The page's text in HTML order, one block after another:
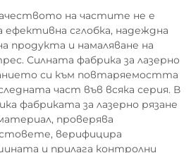
на частите не е
ефективна сглобка, надеждна
продукта и намаляване на
Силната фабрика за лазерно
си към повтаряемостта
част във всяка серия. В
фабриката за лазерно рязане
проверява
верифицира
и прилага контролни